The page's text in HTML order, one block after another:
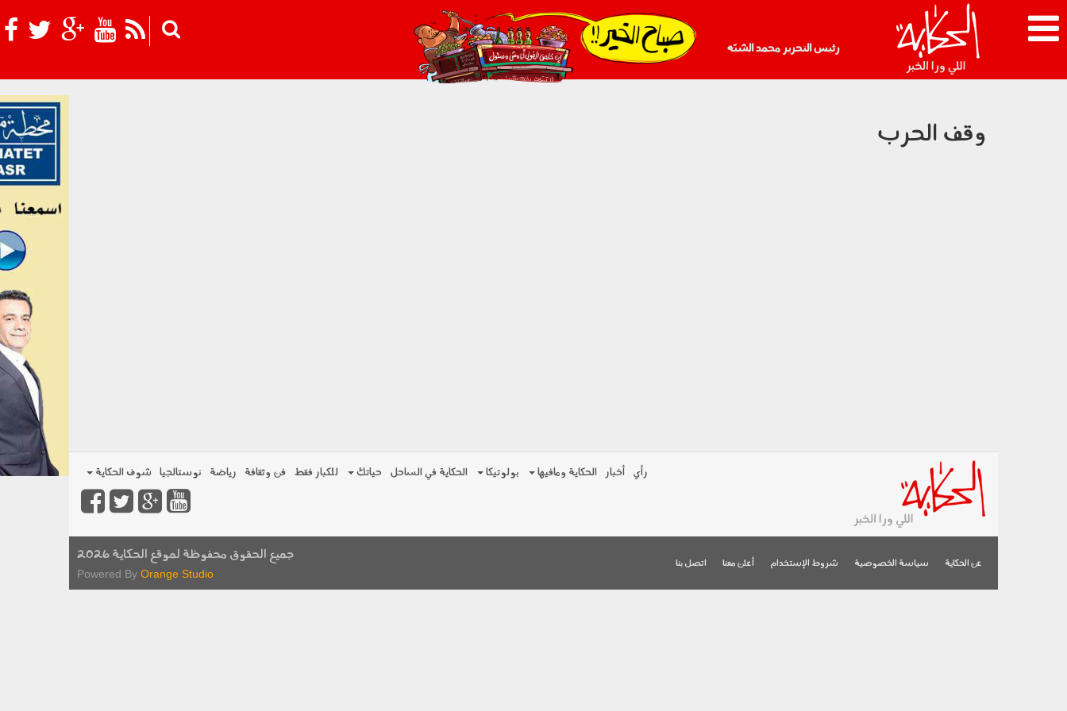
رئيس التحرير محمد الشبّه
021_2.png
وقف الحرب
رأي أخبار الحكاية ومافيها بولوتيكا الحكاية في الساحل حياتك للكبار فقط فن وثقافة رياضة نوستالجيا شوف الحكاية
عن الحكاية سياسة الخصوصية شروط الإستخدام أعلن معنا اتصل بنا جميع الحقوق محفوظة لموقع الحكاية 2026
Powered By Orange Studio